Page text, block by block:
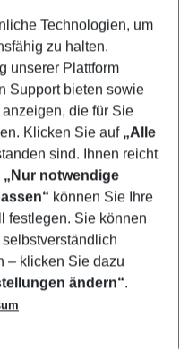
Technologien, um
zu halten.
unserer Plattform
Support bieten sowie
die für Sie
Klicken Sie auf „Alle
sind. Ihnen reicht
„Nur notwendige
können Sie Ihre
festlegen. Sie können
– klicken Sie dazu
ändern“.